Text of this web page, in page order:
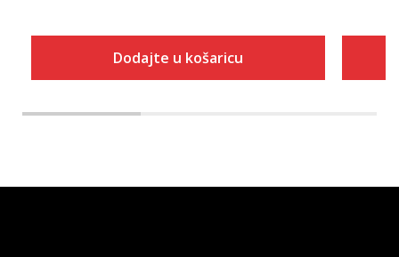
Dodajte u košaricu